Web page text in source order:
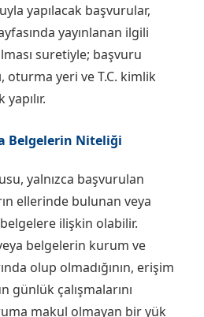
yapılacak başvurular,
yayınlanan ilgili
suretiyle; başvuru
oturma yeri ve T.C. kimlik
Belgelerin Niteliği
yalnızca başvurulan
ellerinde bulunan veya
ilişkin olabilir.
belgelerin kurum ve
olup olmadığının, erişim
çalışmalarını
makul olmayan bir yük